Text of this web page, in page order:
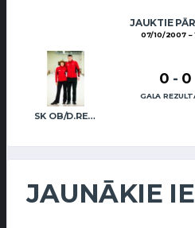
JAUKTIE
07/10/2007
SK OB/D.REGŽA A.REGŽA
0 - 0
GALA
JAUNĀKIE